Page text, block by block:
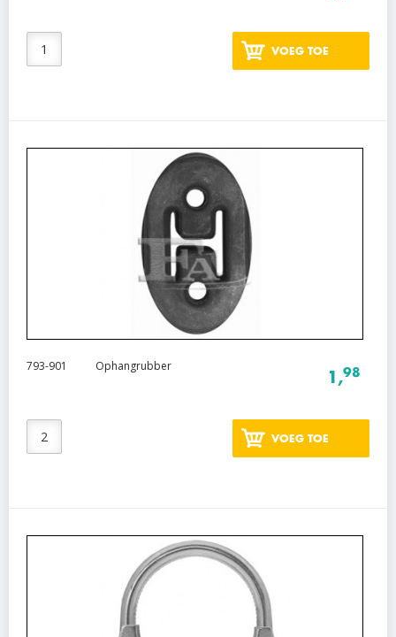
VOEG TOE
793-901 Ophangrubber
1,98
VOEG TOE